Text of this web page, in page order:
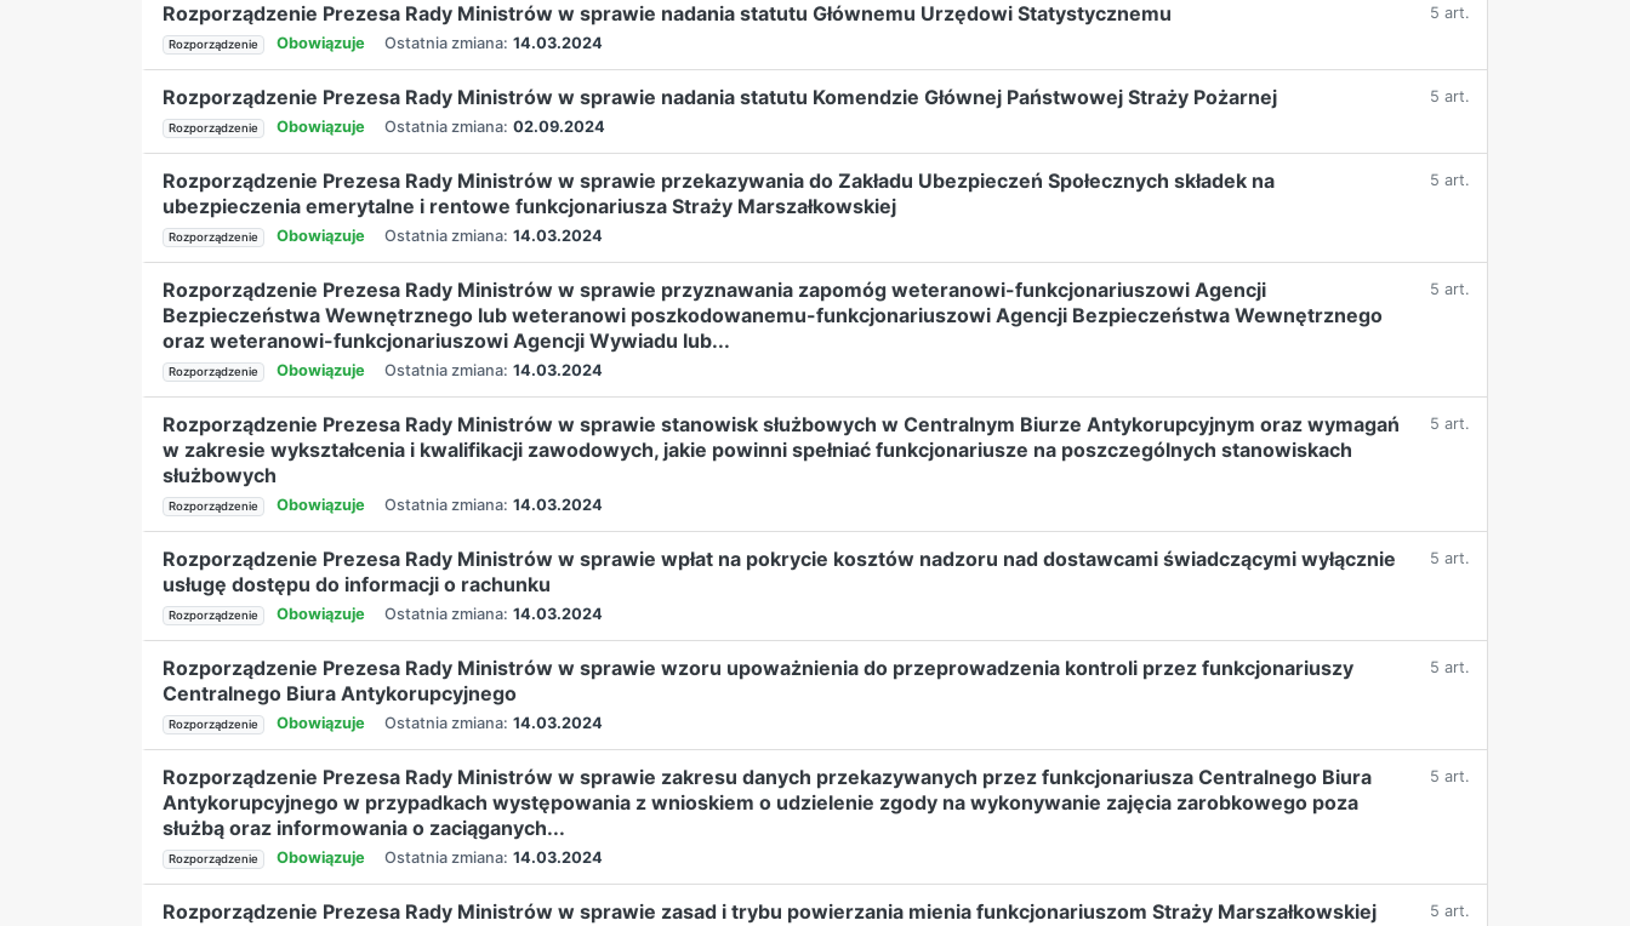
Rozporządzenie Prezesa Rady Ministrów w sprawie nadania statutu Głównemu Urzędowi Statystycznemu 5 art.
Rozporządzenie Obowiązuje Ostatnia zmiana: 14.03.2024
Rozporządzenie Prezesa Rady Ministrów w sprawie nadania statutu Komendzie Głównej Państwowej Straży Pożarnej 5 art.
Rozporządzenie Obowiązuje Ostatnia zmiana: 02.09.2024
Rozporządzenie Prezesa Rady Ministrów w sprawie przekazywania do Zakładu Ubezpieczeń Społecznych składek na
ubezpieczenia emerytalne i rentowe funkcjonariusza Straży Marszałkowskiej
5 art.
Rozporządzenie Obowiązuje Ostatnia zmiana: 14.03.2024
Rozporządzenie Prezesa Rady Ministrów w sprawie przyznawania zapomóg weteranowi-funkcjonariuszowi Agencji
Bezpieczeństwa Wewnętrznego lub weteranowi poszkodowanemu-funkcjonariuszowi Agencji Bezpieczeństwa Wewnętrznego
oraz weteranowi-funkcjonariuszowi Agencji Wywiadu lub...
5 art.
Rozporządzenie Obowiązuje Ostatnia zmiana: 14.03.2024
Rozporządzenie Prezesa Rady Ministrów w sprawie stanowisk służbowych w Centralnym Biurze Antykorupcyjnym oraz wymagań
w zakresie wykształcenia i kwalifikacji zawodowych, jakie powinni spełniać funkcjonariusze na poszczególnych stanowiskach
służbowych
5 art.
Rozporządzenie Obowiązuje Ostatnia zmiana: 14.03.2024
Rozporządzenie Prezesa Rady Ministrów w sprawie wpłat na pokrycie kosztów nadzoru nad dostawcami świadczącymi wyłącznie
usługę dostępu do informacji o rachunku
5 art.
Rozporządzenie Obowiązuje Ostatnia zmiana: 14.03.2024
Rozporządzenie Prezesa Rady Ministrów w sprawie wzoru upoważnienia do przeprowadzenia kontroli przez funkcjonariuszy
Centralnego Biura Antykorupcyjnego
5 art.
Rozporządzenie Obowiązuje Ostatnia zmiana: 14.03.2024
Rozporządzenie Prezesa Rady Ministrów w sprawie zakresu danych przekazywanych przez funkcjonariusza Centralnego Biura
Antykorupcyjnego w przypadkach występowania z wnioskiem o udzielenie zgody na wykonywanie zajęcia zarobkowego poza
służbą oraz informowania o zaciąganych...
5 art.
Rozporządzenie Obowiązuje Ostatnia zmiana: 14.03.2024
Rozporządzenie Prezesa Rady Ministrów w sprawie zasad i trybu powierzania mienia funkcjonariuszom Straży Marszałkowskiej 5 art.